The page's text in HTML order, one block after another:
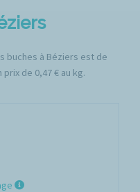
buches à Béziers est de
de 0,47 € au kg.